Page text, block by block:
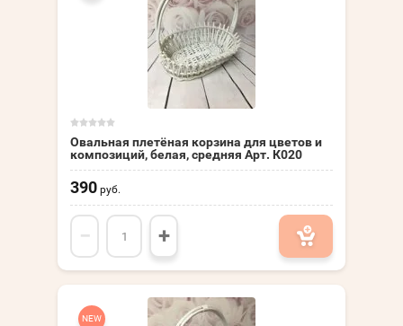
Овальная плетёная корзина для цветов и
композиций, белая, средняя Арт. К020
390 руб.
− +
NEW